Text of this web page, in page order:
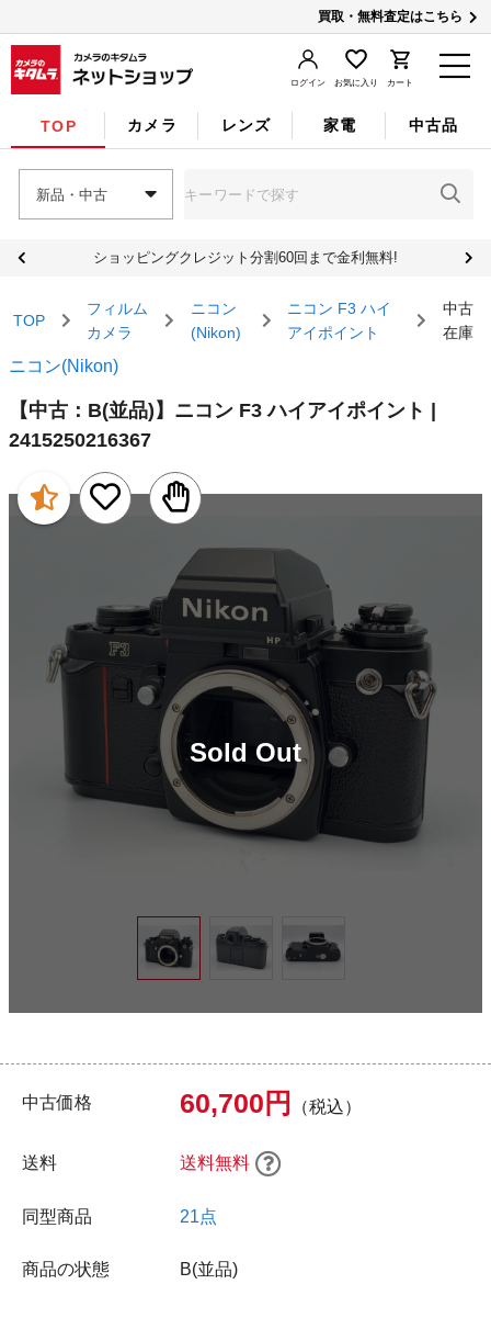
買取・無料査定はこちら
ログイン お気に入り カート
TOP カメラ レンズ 家電 中古品
新品・中古
ショッピングクレジット分割60回まで金利無料!
TOP
フィルム
カメラ
ニコン
(Nikon)
ニコン F3 ハイ
アイポイント
中古
在庫
ニコン(Nikon)
【中古：B(並品)】ニコン F3 ハイアイポイント |
2415250216367
Sold Out
中古価格 60,700円 （税込）
送料 送料無料
同型商品 21点
商品の状態 B(並品)